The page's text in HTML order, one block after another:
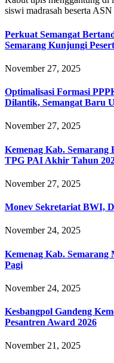
siswi madrasah beserta
Perkuat Semangat
Semarang Kunjungi
November 27, 2025
Optimalisasi Formasi
Dilantik, Semangat Baru
November 27, 2025
Kemenag Kab. Semarang
TPG PAI Akhir Tahun
November 27, 2025
Monev Sekretariat BWI,
November 24, 2025
Kemenag Kab.
Pagi
November 24, 2025
Kesbangpol Gandeng
Pesantren Award 2026
November 21, 2025